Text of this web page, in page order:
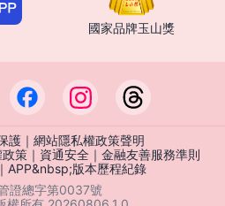
國家品牌玉山獎
護 ｜ 網站隱私權政策聲明
策 ｜ 資通安全 ｜ 金融友善服務準則
APP&nbsp;版本歷程紀錄
證總字第0037號